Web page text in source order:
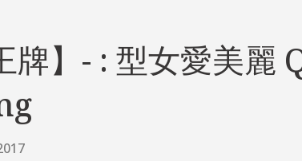
牌】- : 型女愛美麗